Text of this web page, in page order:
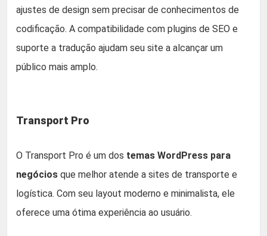
ajustes de design sem precisar de conhecimentos de
codificação. A compatibilidade com plugins de SEO e
suporte a tradução ajudam seu site a alcançar um
público mais amplo.
Transport Pro
O Transport Pro é um dos temas WordPress para
negócios que melhor atende a sites de transporte e
logística. Com seu layout moderno e minimalista, ele
oferece uma ótima experiência ao usuário.